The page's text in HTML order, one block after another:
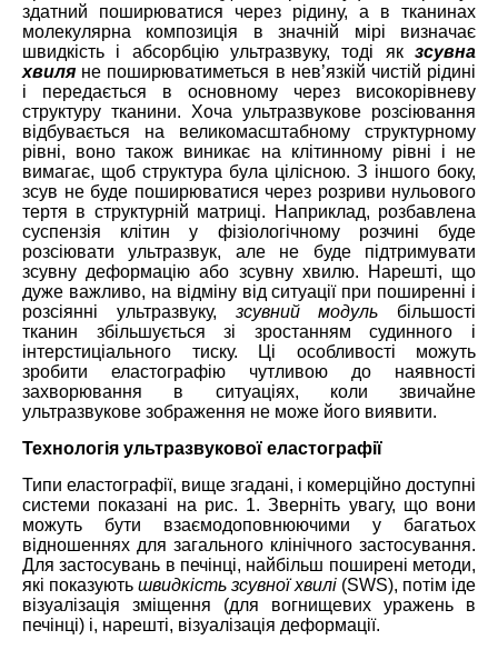
здатний поширюватися через рідину, а в тканинах
молекулярна композиція в значній мірі визначає
швидкість і абсорбцію ультразвуку, тоді як зсувна
хвиля не поширюватиметься в нев’язкій чистій рідині
і передається в основному через високорівневу
структуру тканини. Хоча ультразвукове розсіювання
відбувається на великомасштабному структурному
рівні, воно також виникає на клітинному рівні і не
вимагає, щоб структура була цілісною. З іншого боку,
зсув не буде поширюватися через розриви нульового
тертя в структурній матриці. Наприклад, розбавлена
суспензія клітин у фізіологічному розчині буде
розсіювати ультразвук, але не буде підтримувати
зсувну деформацію або зсувну хвилю. Нарешті, що
дуже важливо, на відміну від ситуації при поширенні і
розсіянні ультразвуку, зсувний модуль більшості
тканин збільшується зі зростанням судинного і
інтерстиціального тиску. Ці особливості можуть
зробити еластографію чутливою до наявності
захворювання в ситуаціях, коли звичайне
ультразвукове зображення не може його виявити.
Технологія ультразвукової еластографії
Типи еластографії, вище згадані, і комерційно доступні
системи показані на рис. 1. Зверніть увагу, що вони
можуть бути взаємодоповнюючими у багатьох
відношеннях для загального клінічного застосування.
Для застосувань в печінці, найбільш поширені методи,
які показують швидкість зсувної хвилі (SWS), потім іде
візуалізація зміщення (для вогнищевих уражень в
печінці) і, нарешті, візуалізація деформації.